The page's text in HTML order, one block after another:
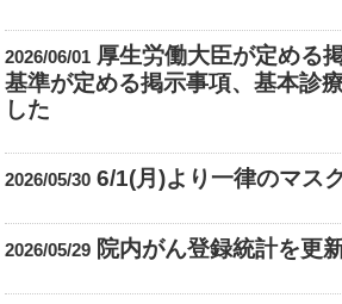
2026/06/01 厚生労働大臣が定める
基準が定める掲示事項、基本診
した
2026/05/30 6/1(月)より一律のマス
2026/05/29 院内がん登録統計を更